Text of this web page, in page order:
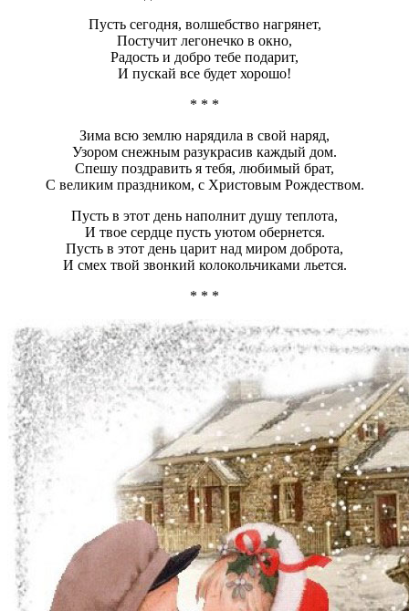
Пусть сегодня, волшебство нагрянет,
Постучит легонечко в окно,
Радость и добро тебе подарит,
И пускай все будет хорошо!
* * *
Зима всю землю нарядила в свой наряд,
Узором снежным разукрасив каждый дом.
Спешу поздравить я тебя, любимый брат,
С великим праздником, с Христовым Рождеством.
Пусть в этот день наполнит душу теплота,
И твое сердце пусть уютом обернется.
Пусть в этот день царит над миром доброта,
И смех твой звонкий колокольчиками льется.
* * *